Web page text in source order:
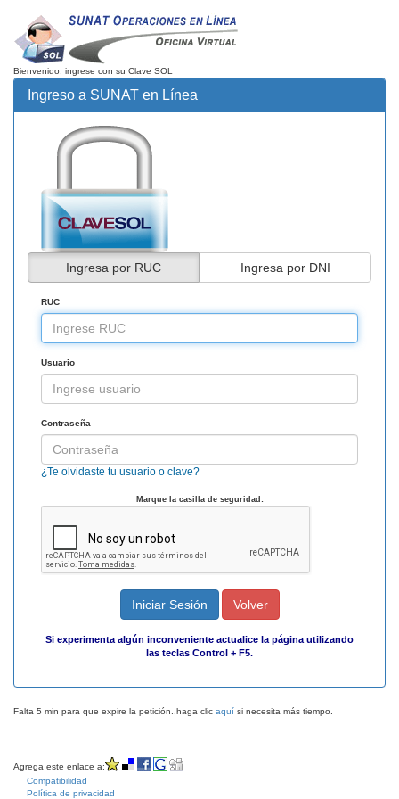
Bienvenido, ingrese con su Clave SOL
Ingreso a SUNAT en Línea
Ingresa por RUC Ingresa por DNI
RUC
Usuario
Contraseña
¿Te olvidaste tu usuario o clave?
Marque la casilla de seguridad:
Iniciar Sesión Volver
Si experimenta algún inconveniente actualice la página utilizando
las teclas Control + F5.
Falta 5 min para que expire la petición..haga clic aquí si necesita más tiempo.
Agrega este enlace a:
Compatibilidad
Política de privacidad